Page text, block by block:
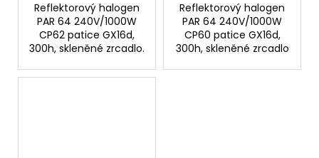
Reflektorový halogen
PAR 64 240V/1000W
CP62 patice GX16d,
300h, skleněné zrcadlo.
Reflektorový halogen
PAR 64 240V/1000W
CP60 patice GX16d,
300h, skleněné zrcadlo